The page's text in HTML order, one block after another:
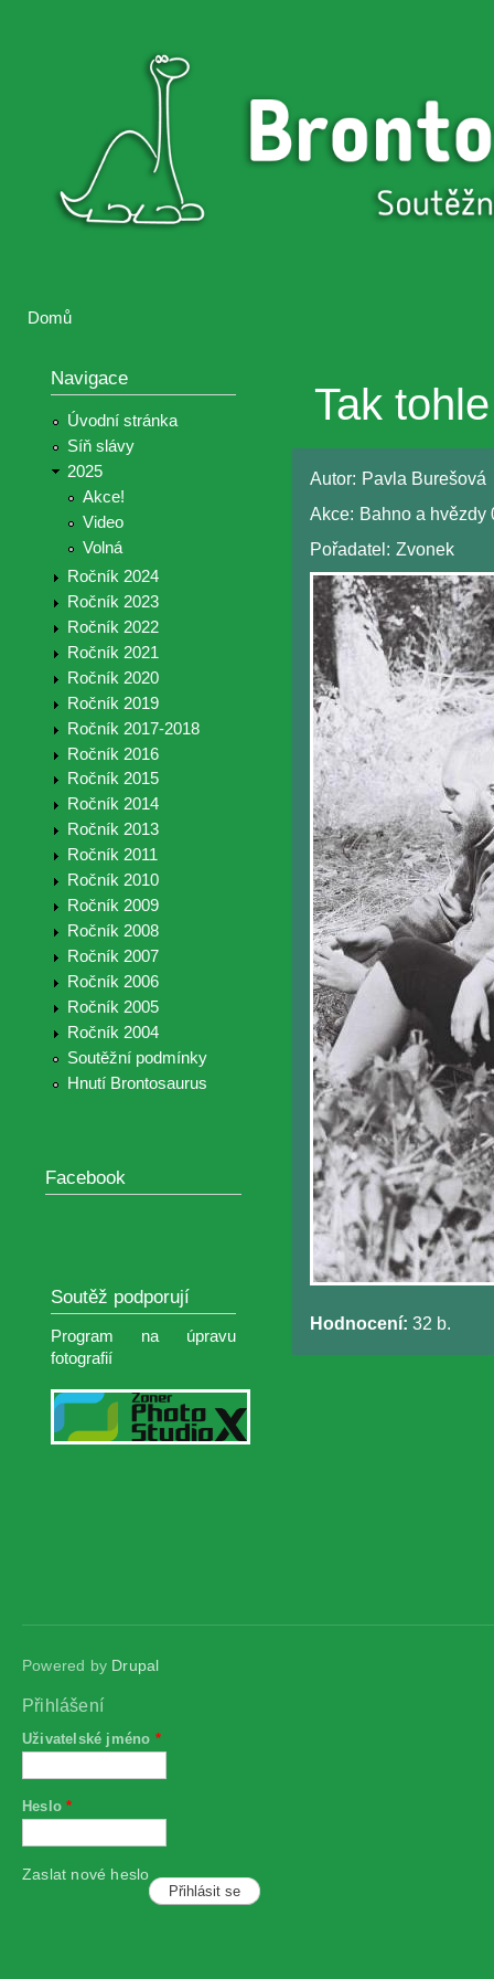
Brontosaurus
Brontosaurus
Domů
Navigace
Úvodní stránka
Síň slávy
2025
Akce!
Video
Volná
Ročník 2024
Ročník 2023
Ročník 2022
Ročník 2021
Ročník 2020
Ročník 2019
Ročník 2017-2018
Ročník 2016
Ročník 2015
Ročník 2014
Ročník 2013
Ročník 2011
Ročník 2010
Ročník 2009
Ročník 2008
Ročník 2007
Ročník 2006
Ročník 2005
Ročník 2004
Soutěžní podmínky
Hnutí Brontosaurus
Facebook
Soutěž podporují
Program na úpravu
fotografií
Tak
Autor: Pavla Burešová
Akce: Bahno a hvězdy
Pořadatel: Zvonek
Hodnocení: 32 b.
Powered by Drupal
Přihlášení
Uživatelské jméno *
Heslo*
Zaslat nové heslo